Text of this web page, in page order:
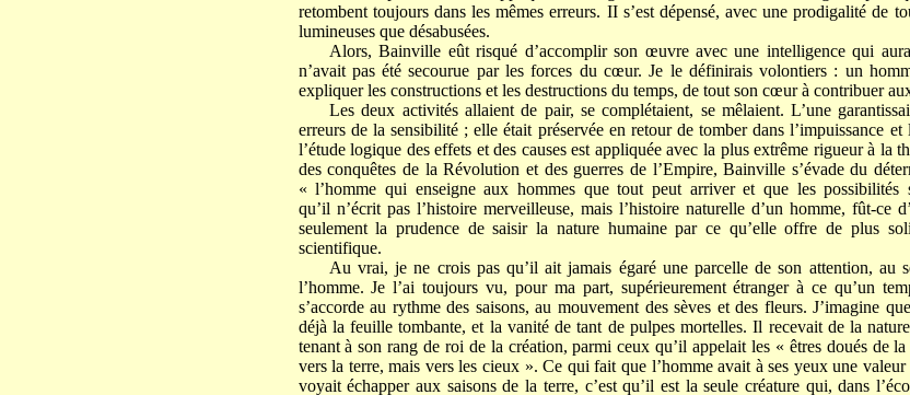
retombent toujours dans les mêmes erreurs. II s’est dépensé, avec une prodigalité de
lumineuses que désabusées.
Alors, Bainville eût risqué d’accomplir son œuvre avec une intelligence qui
n’avait pas été secourue par les forces du cœur. Je le définirais volontiers : un
expliquer les constructions et les destructions du temps, de tout son cœur à contribuer
Les deux activités allaient de pair, se complétaient, se mêlaient. L’une
erreurs de la sensibilité ; elle était préservée en retour de tomber dans l’impuissance
l’étude logique des effets et des causes est appliquée avec la plus extrême rigueur à la
des conquêtes de la Révolution et des guerres de l’Empire, Bainville s’évade du
« l’homme qui enseigne aux hommes que tout peut arriver et que les
qu’il n’écrit pas l’histoire merveilleuse, mais l’histoire naturelle d’un homme, fût-ce
seulement la prudence de saisir la nature humaine par ce qu’elle offre de plus
scientifique.
Au vrai, je ne crois pas qu’il ait jamais égaré une parcelle de son attention, au
l’homme. Je l’ai toujours vu, pour ma part, supérieurement étranger à ce qu’un
s’accorde au rythme des saisons, au mouvement des sèves et des fleurs. J’imagine
déjà la feuille tombante, et la vanité de tant de pulpes mortelles. Il recevait de la
tenant à son rang de roi de la création, parmi ceux qu’il appelait les « êtres doués de
vers la terre, mais vers les cieux ». Ce qui fait que l’homme avait à ses yeux une
voyait échapper aux saisons de la terre, c’est qu’il est la seule créature qui, dans